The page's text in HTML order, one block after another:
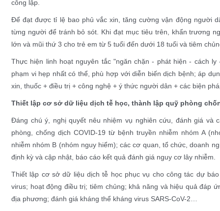
công lập.
Để đạt được tỉ lệ bao phủ vắc xin, tăng cường vận động người
từng người để tránh bỏ sót. Khi đạt mục tiêu trên, khẩn trương
lớn và mũi thứ 3 cho trẻ em từ 5 tuổi đến dưới 18 tuổi và tiêm
Thực hiện linh hoạt nguyên tắc "ngăn chặn - phát hiện - cách
phạm vi hẹp nhất có thể, phù hợp với diễn biến dịch bệnh; áp
xin, thuốc + điều trị + công nghệ + ý thức người dân + các biện
Thiết lập cơ sở dữ liệu dịch tễ học, thành lập quỹ phòng
Đáng chú ý, nghị quyết nêu nhiệm vụ nghiên cứu, đánh giá và
phòng, chống dịch COVID-19 từ bệnh truyền nhiễm nhóm A
nhiễm nhóm B (nhóm nguy hiểm); các cơ quan, tổ chức, doanh
định kỳ và cập nhật, báo cáo kết quả đánh giá nguy cơ lây nhiễm.
Thiết lập cơ sở dữ liệu dịch tễ học phục vụ cho công tác dự
virus; hoạt động điều trị; tiêm chủng; khả năng và hiệu quả đáp
địa phương; đánh giá kháng thể kháng virus SARS-CoV-2…